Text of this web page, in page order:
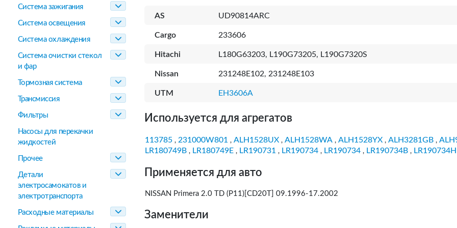
Система зажигания
Система освещения
Система охлаждения
Система очистки стекол
и фар
Тормозная система
Трансмиссия
Фильтры
Насосы для перекачки
жидкостей
Прочее
Детали
электросамокатов и
электротранспорта
Расходные материалы
AS UD90814ARC
Cargo 233606
Hitachi L180G63203, L190G73205, L190G7320S
Nissan 231248E102, 231248E103
UTM EH3606A
Используется для агрегатов
113785 , 231000W801 , ALH1528UX , ALH1528WA , ALH1528YX , ALH3281GB ,
LR180749B , LR180749E , LR190731 , LR190734 , LR190734 , LR190734B , LR190734H
Применяется для авто
NISSAN Primera 2.0 TD (P11)[CD20T] 09.1996-17.2002
Заменители